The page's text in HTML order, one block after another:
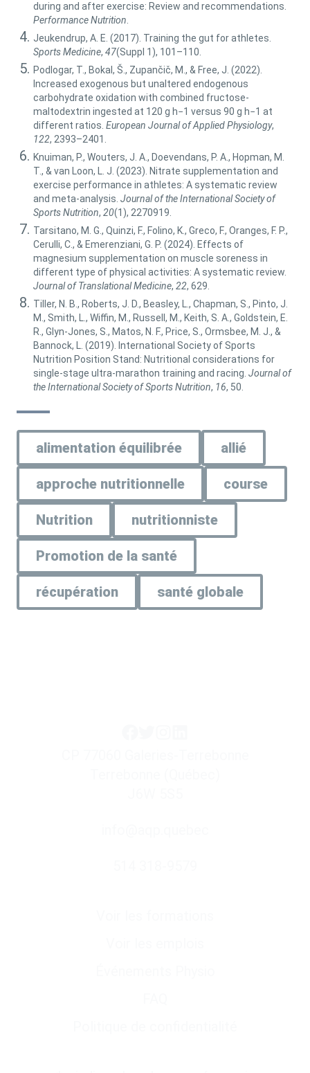
during and after exercise: Review and recommendations.
Performance Nutrition.
Jeukendrup, A. E. (2017). Training the gut for athletes.
Sports Medicine, 47(Suppl 1), 101–110.
Podlogar, T., Bokal, Š., Zupančič, M., & Free, J. (2022).
Increased exogenous but unaltered endogenous
carbohydrate oxidation with combined fructose-
maltodextrin ingested at 120 g h−1 versus 90 g h−1 at
different ratios. European Journal of Applied Physiology,
122, 2393–2401.
Knuiman, P., Wouters, J. A., Doevendans, P. A., Hopman, M.
T., & van Loon, L. J. (2023). Nitrate supplementation and
exercise performance in athletes: A systematic review
and meta-analysis. Journal of the International Society of
Sports Nutrition, 20(1), 2270919.
Tarsitano, M. G., Quinzi, F., Folino, K., Greco, F., Oranges, F. P.,
Cerulli, C., & Emerenziani, G. P. (2024). Effects of
magnesium supplementation on muscle soreness in
different type of physical activities: A systematic review.
Journal of Translational Medicine, 22, 629.
Tiller, N. B., Roberts, J. D., Beasley, L., Chapman, S., Pinto, J.
M., Smith, L., Wiffin, M., Russell, M., Keith, S. A., Goldstein, E.
R., Glyn-Jones, S., Matos, N. F., Price, S., Ormsbee, M. J., &
Bannock, L. (2019). International Society of Sports
Nutrition Position Stand: Nutritional considerations for
single-stage ultra-marathon training and racing. Journal of
the International Society of Sports Nutrition, 16, 50.
alimentation équilibrée allié
approche nutritionnelle course
Nutrition nutritionniste
Promotion de la santé
récupération santé globale